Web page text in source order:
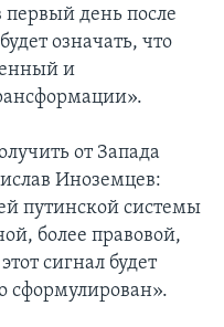
первый день после
означать, что
и
от Запада
Иноземцев:
путинской системы
более правовой,
сигнал будет
сформулирован».